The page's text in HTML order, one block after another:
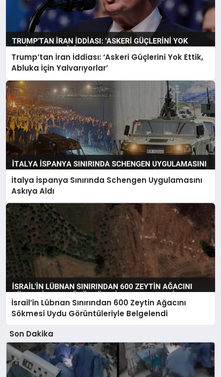
Trump’tan İran İddiası: ‘Askeri Güçlerini Yok Ettik,
Abluka İçin Yalvarıyorlar’
İtalya İspanya Sınırında Schengen Uygulamasını
Askıya Aldı
İsrail’in Lübnan Sınırından 600 Zeytin Ağacını
Sökmesi Uydu Görüntüleriyle Belgelendi
Son Dakika